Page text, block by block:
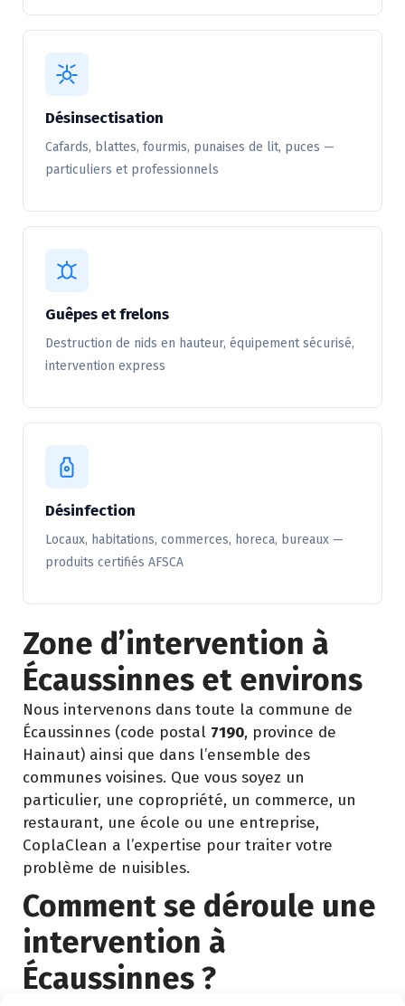
Désinsectisation
Cafards, blattes, fourmis, punaises de lit, puces —
particuliers et professionnels
Guêpes et frelons
Destruction de nids en hauteur, équipement sécurisé,
intervention express
Désinfection
Locaux, habitations, commerces, horeca, bureaux —
produits certifiés AFSCA
Zone d’intervention à
Écaussinnes et environs
Nous intervenons dans toute la commune de
Écaussinnes (code postal 7190, province de
Hainaut) ainsi que dans l’ensemble des
communes voisines. Que vous soyez un
particulier, une copropriété, un commerce, un
restaurant, une école ou une entreprise,
CoplaClean a l’expertise pour traiter votre
problème de nuisibles.
Comment se déroule une
intervention à
Écaussinnes ?